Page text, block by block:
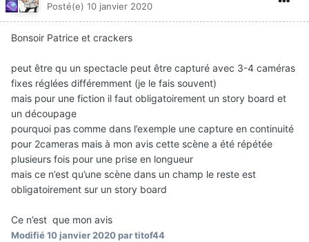
Posté(e) 10 janvier 2020
Bonsoir Patrice et crackers
peut être qu un spectacle peut être capturé avec 3-4 caméras
fixes réglées différemment (je le fais souvent)
mais pour une fiction il faut obligatoirement un story board et
un découpage
pourquoi pas comme dans l’exemple une capture en continuité
pour 2cameras mais à mon avis cette scène a été répétée
plusieurs fois pour une prise en longueur
mais ce n’est qu’une scène dans un champ le reste est
obligatoirement sur un story board
Ce n’est que mon avis
Modifié10 janvier 2020par titof44